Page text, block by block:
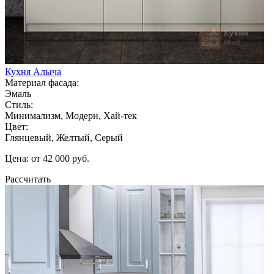
Кухня Алыча
Материал фасада:
Эмаль
Стиль:
Минимализм, Модерн, Хай-тек
Цвет:
Глянцевый, Желтый, Серый
Цена: от 42 000 руб.
Рассчитать